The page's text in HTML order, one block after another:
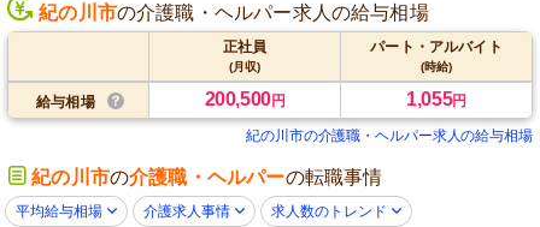
紀の川市の介護職・ヘルパー求人の給与相場
正社員
(月収)
パート・アルバイト
(時給)
給与相場 200,500円 1,055円
紀の川市の介護職・ヘルパー求人の給与相場
紀の川市の介護職・ヘルパーの転職事情
平均給与相場 介護求人事情 求人数のトレンド